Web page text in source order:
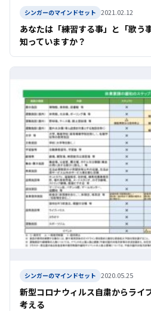
シンガーのマインドセット 2021.02.12
あなたは「練習する事」と「歌う
知っていますか？
シンガーのマインドセット 2020.05.25
新型コロナウィルス自粛からライ
考える